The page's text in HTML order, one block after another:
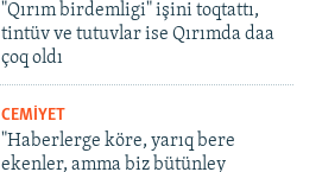
"Qırım birdemligi" işini toqtattı,
tintüv ve tutuvlar ise Qırımda daa
çoq oldı
CEMİYET
"Haberlerge köre, yarıq bere
ekenler, amma biz bütünley